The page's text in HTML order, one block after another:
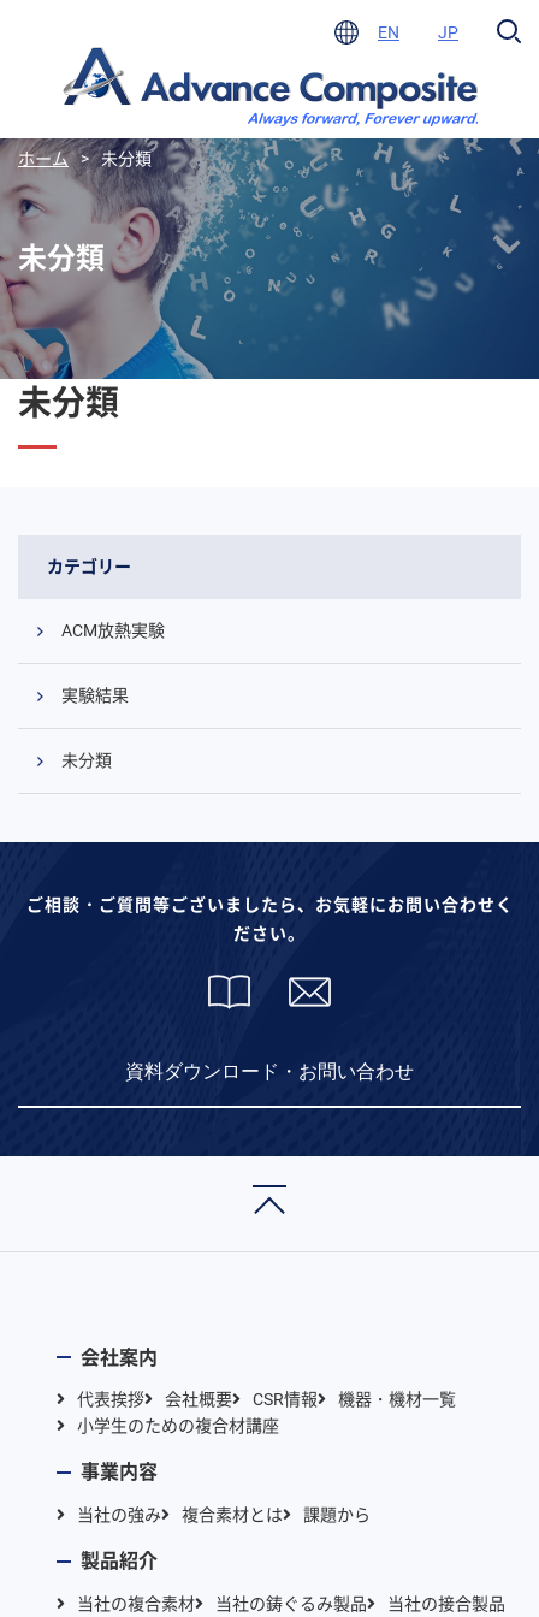
ン
EN JP
ホーム > 未分類
未分類
未分類
カテゴリー
ACM放熱実験
実験結果
未分類
ご相談・ご質問等ございましたら、お気軽にお問い合わせく
ださい。
資料ダウンロード・お問い合わせ
会社案内
代表挨拶 会社概要 CSR情報
機器・機材一覧
小学生のための複合材講座
事業内容
当社の強み 複合素材とは 課題から
製品紹介
当社の複合素材 当社の鋳ぐるみ製品 当社の接合製品